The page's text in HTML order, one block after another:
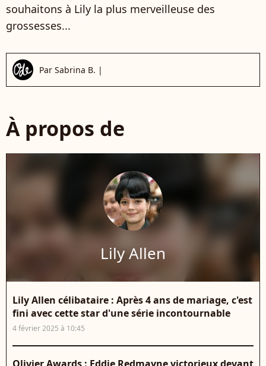
souhaitons à Lily la plus merveilleuse des
grossesses...
Par Sabrina B. |
À propos de
Lily Allen
Lily Allen célibataire : Après 4 ans de mariage, c'est
fini avec cette star d'une série incontournable
4 février 2025 à 10:45